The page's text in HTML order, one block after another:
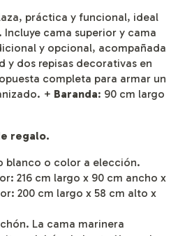
práctica y funcional, ideal
cama superior y cama
y opcional, acompañada
y dos repisas decorativas en
completa para armar un
+ Baranda: 90 cm largo
regalo.
blanco o color a elección.
216 cm largo x 90 cm ancho x
200 cm largo x 58 cm alto x
La cama marinera